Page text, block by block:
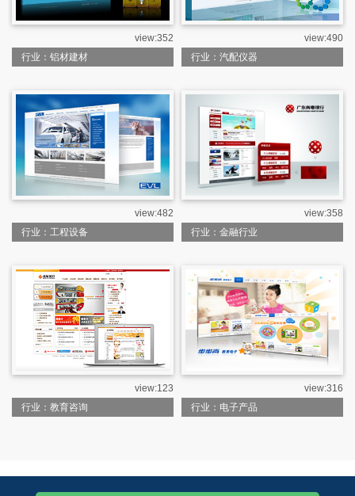
view:352
行业：铝材建材
view:490
行业：汽配仪器
view:482
行业：工程设备
view:358
行业：金融行业
view:123
行业：教育咨询
view:316
行业：电子产品